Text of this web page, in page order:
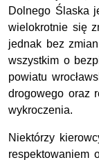
Dolnego Ślaska
wielokrotnie się
jednak bez
wszystkim o
powiatu
drogowego oraz
wykroczenia.
Niektórzy
respektowaniem